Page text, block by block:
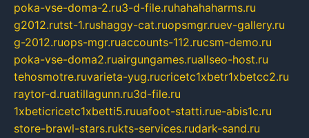
poka-vse-doma-2.ru3-d-file.ruhahahaharms.ru
g2012.rutst-1.rushaggy-cat.ruopsmgr.ruev-gallery.ru
g-2012.ruops-mgr.ruaccounts-112.rucsm-demo.ru
poka-vse-doma2.ruairgungames.ruallseo-host.ru
tehosmotre.ruvarieta-yug.rucricetc1xbetr1xbetcc2.ru
raytor-d.ruatillagunn.ru3d-file.ru
1xbeticricetc1xbetti5.ruuafoot-statti.rue-abis1c.ru
store-brawl-stars.rukts-services.rudark-sand.ru